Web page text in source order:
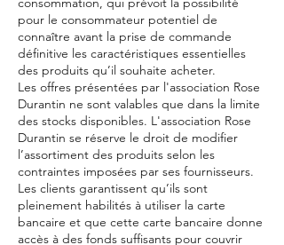
pour le consommateur potentiel de
connaître avant la prise de commande
définitive les caractéristiques essentielles
des produits qu’il souhaite acheter.
Les offres présentées par l'association Rose
Durantin ne sont valables que dans la limite
des stocks disponibles. L'association Rose
Durantin se réserve le droit de modifier
l’assortiment des produits selon les
contraintes imposées par ses fournisseurs.
Les clients garantissent qu’ils sont
pleinement habilités à utiliser la carte
bancaire et que cette carte bancaire donne
accès à des fonds suffisants pour couvrir